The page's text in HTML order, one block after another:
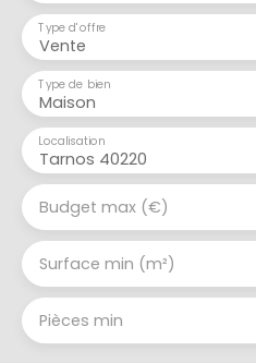
Vente
Type d'offre
Maison
Type de bien
Tarnos 40220
Localisation
Budget max (€)
Surface min (m²)
Pièces min